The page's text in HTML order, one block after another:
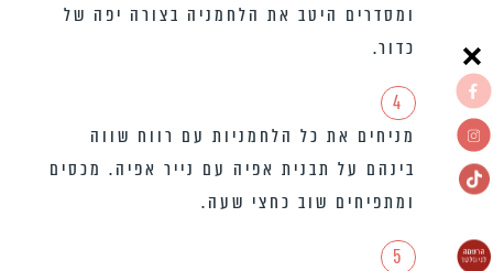
ומסדרים היטב את הלחמניה בצורה יפה של
כדור.
4
מניחים את כל הלחמניות עם רווח שווה
בינהם על תבנית אפיה עם נייר אפיה. מכסים
ומתפיחים שוב כחצי שעה.
5